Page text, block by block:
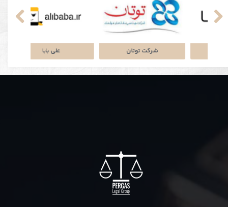
شرکت توتان پلتفرم جاباما